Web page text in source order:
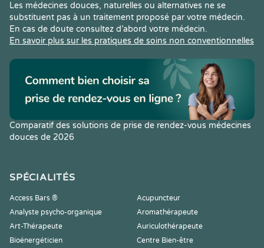
Les médecines douces, naturelles ou alternatives ne se
substituent pas à un traitement proposé par votre médecin.
En cas de doute consultez d’abord votre médecin.
En savoir plus sur les pratiques de soins non conventionnelles
Comparatif des solutions de prise de rendez-vous médecines
douces de 2026
SPÉCIALITÉS
Access Bars ®
Acupuncteur
Analyste psycho-organique
Aromathérapeute
Art-Thérapeute
Auriculothérapeute
Bioénergéticien
Centre Bien-être